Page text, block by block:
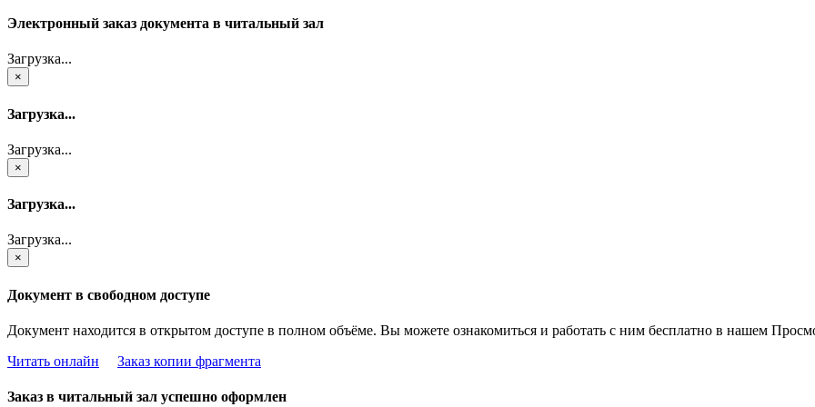
Электронный заказ документа в читальный зал
Загрузка...
×
Загрузка...
Загрузка...
×
Загрузка...
Загрузка...
×
Документ в свободном доступе
Документ находится в открытом доступе в полном объёме. Вы можете ознакомиться и работать с ним бесплатно в нашем
Читать онлайн
Заказ копии фрагмента
Заказ в читальный зал успешно оформлен